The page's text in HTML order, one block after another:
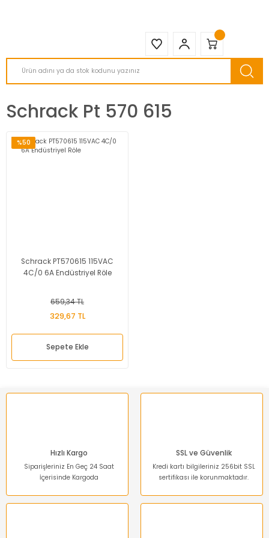
Schrack Pt 570 615
%50
Schrack PT570615 115VAC
4C/0 6A Endüstriyel Röle
659,34 TL
329,67 TL
Sepete Ekle
Hızlı Kargo
Siparişleriniz En Geç 24 Saat
İçerisinde Kargoda
SSL ve Güvenlik
Kredi kartı bilgileriniz 256bit SSL
sertifikası ile korunmaktadır.